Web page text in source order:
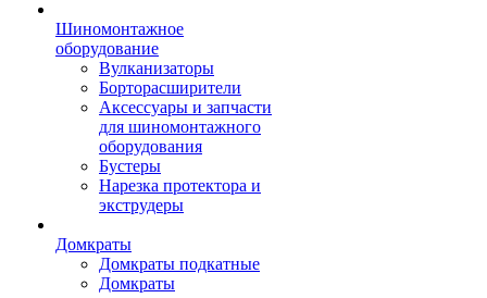
Шиномонтажное
оборудование
Вулканизаторы
Борторасширители
Аксессуары и запчасти
для шиномонтажного
оборудования
Бустеры
Нарезка протектора и
экструдеры
Домкраты
Домкраты подкатные
Домкраты